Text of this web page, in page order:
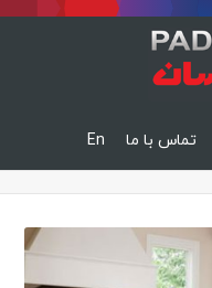
تماس با ما En